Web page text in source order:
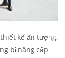
kế ấn tượng,
bị nâng cấp